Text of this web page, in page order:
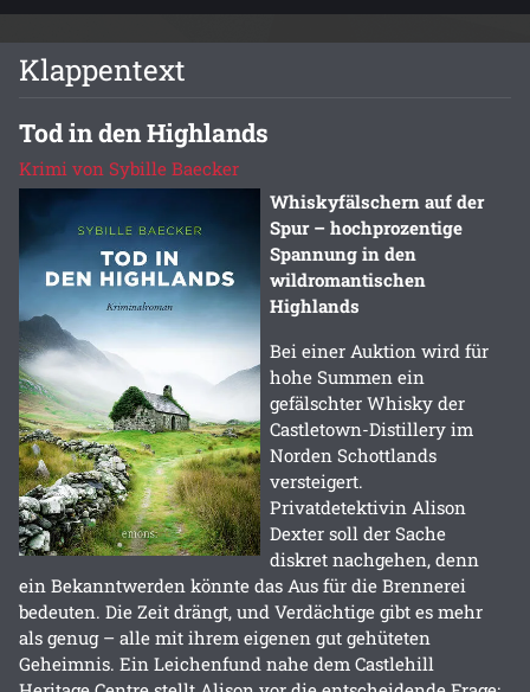
Klappentext
Tod in den Highlands
Krimi von Sybille Baecker
Whiskyfälschern auf der
Spur – hochprozentige
Spannung in den
wildromantischen
Highlands
Bei einer Auktion wird für
hohe Summen ein
gefälschter Whisky der
Castletown-Distillery im
Norden Schottlands
versteigert.
Privatdetektivin Alison
Dexter soll der Sache
diskret nachgehen, denn
ein Bekanntwerden könnte das Aus für die Brennerei
bedeuten. Die Zeit drängt, und Verdächtige gibt es mehr
als genug – alle mit ihrem eigenen gut gehüteten
Geheimnis. Ein Leichenfund nahe dem Castlehill